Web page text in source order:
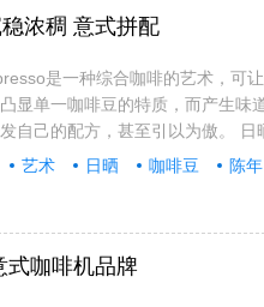
浓稠 意式拼配
是一种综合咖啡的艺术，可
显单一咖啡豆的特质，而产生味
自己的配方，甚至引以为傲。 日
艺术 日晒 咖啡豆 陈年
式咖啡机品牌